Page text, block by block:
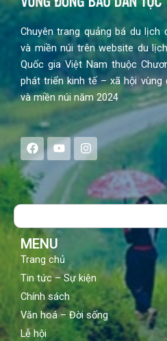
Chuyên trang quảng bá du
và miền núi trên website du
Quốc gia Việt Nam thuộc
phát triển kinh tế – xã hội
và miền núi năm 2024
F
a
c
e
b
o
Y
o
u
t
u
b
I
n
s
a
g
Search
MENU
Trang chủ
Tin tức – Sự kiện
Chính sách
Văn hoá – Đời sống
Lễ hội